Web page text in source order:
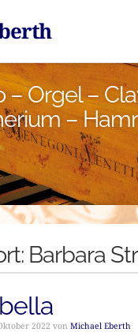
– Orgel –
–
Barbara
2022 von Michael Eberth